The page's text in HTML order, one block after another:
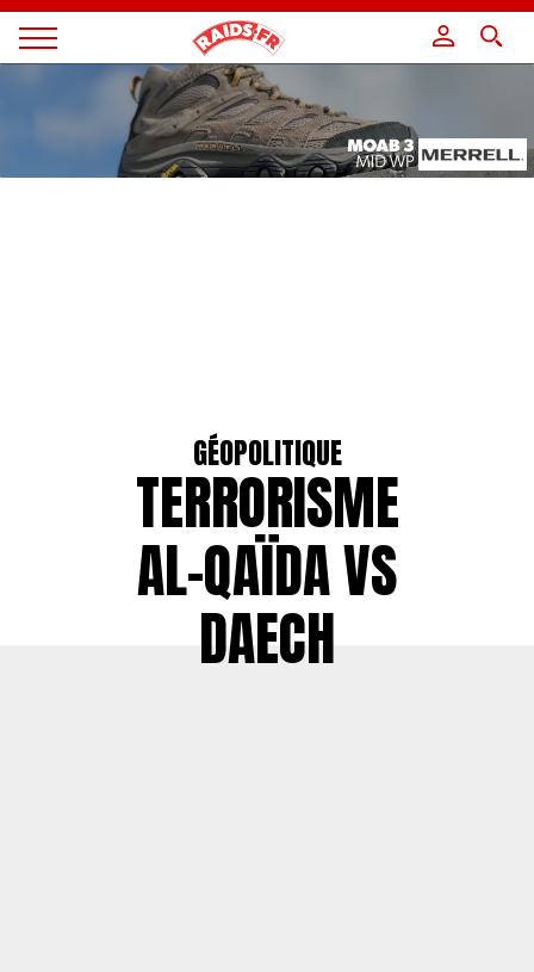
Magazine
GÉOPOLITIQUE
TERRORISME
AL-QAÏDA VS
DAECH
Panneau de gestion des cookies